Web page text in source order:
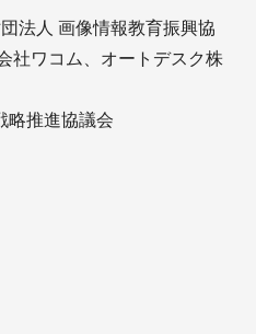
法人 画像情報教育振興協
社ワコム、オートデスク株
略推進協議会